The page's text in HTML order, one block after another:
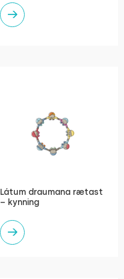
Látum draumana rætast
– kynning